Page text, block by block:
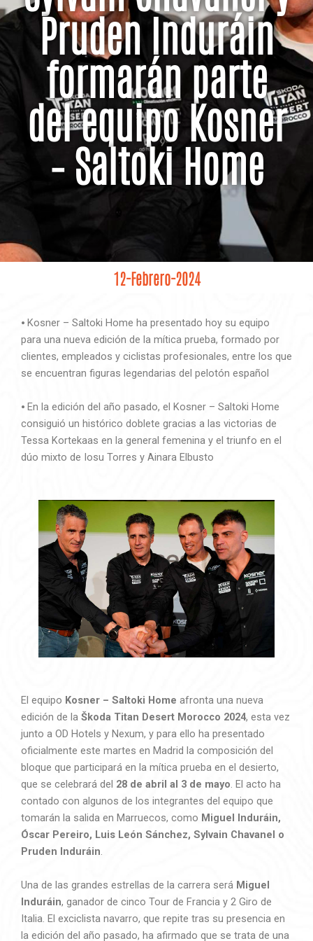
Pruden Induráin
formarán parte
del equipo Kosner
– Saltoki Home
12-Febrero-2024
⦁ Kosner – Saltoki Home ha presentado hoy su equipo
para una nueva edición de la mítica prueba, formado por
clientes, empleados y ciclistas profesionales, entre los que
se encuentran figuras legendarias del pelotón español
⦁ En la edición del año pasado, el Kosner – Saltoki Home
consiguió un histórico doblete gracias a las victorias de
Tessa Kortekaas en la general femenina y el triunfo en el
dúo mixto de Iosu Torres y Ainara Elbusto
El equipo Kosner – Saltoki Home afronta una nueva
edición de la Škoda Titan Desert Morocco 2024, esta vez
junto a OD Hotels y Nexum, y para ello ha presentado
oficialmente este martes en Madrid la composición del
bloque que participará en la mítica prueba en el desierto,
que se celebrará del 28 de abril al 3 de mayo. El acto ha
contado con algunos de los integrantes del equipo que
tomarán la salida en Marruecos, como Miguel Induráin,
Óscar Pereiro, Luis León Sánchez, Sylvain Chavanel o
Pruden Induráin.
Una de las grandes estrellas de la carrera será Miguel
Induráin, ganador de cinco Tour de Francia y 2 Giro de
Italia. El exciclista navarro, que repite tras su presencia en
la edición del año pasado, ha afirmado que se trata de una